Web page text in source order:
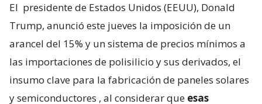
El presidente de Estados Unidos (EEUU), Donald
Trump, anunció este jueves la imposición de un
arancel del 15% y un sistema de precios mínimos a
las importaciones de polisilicio y sus derivados, el
insumo clave para la fabricación de paneles solares
y semiconductores , al considerar que esas